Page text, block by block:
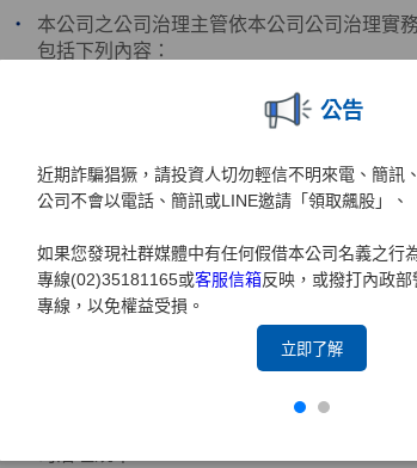
公告
近期詐騙猖獗，請投資人切勿輕信不明來電、簡訊
公司不會以電話、簡訊或LINE邀請「領取飆股」、
如果您發現社群媒體中有任何假借本公司名義之行
專線(02)35181165或客服信箱反映，或撥打內政
專線，以免權益受損。
立即了解
本公司之公司治理主管依本公司公司治理實
包括下列內容：
2. 製作董事會及股東會議事錄。
就任及持續進修。
5. 協助董事( 含獨立董事)遵循法令。
6. 向董事會報告其就獨立董事於選任時及任
7. 本公司之董事辭任或異動時，該辭任董
司治理主管接獲通知，應依相關法令規章辦
8. 其他依公司章程或契約所訂定之事項等。
2025年度業務執行情形如下：
1. 協助董事會審議有關公司治理、公平待客
事務提陳董事會之報告案或討論案，提升公
2. 督導辦理董事會相關重要規範適時研修
員會組織規程、公司治理實務守則、董事